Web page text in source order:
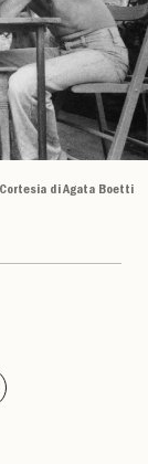
di Agata Boetti